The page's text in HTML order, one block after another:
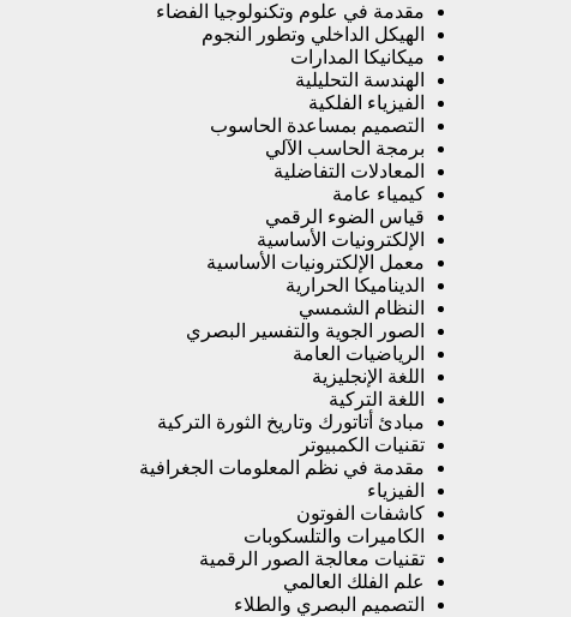
مقدمة في علوم وتكنولوجيا الفضاء
الهيكل الداخلي وتطور النجوم
ميكانيكا المدارات
الهندسة التحليلية
الفيزياء الفلكية
التصميم بمساعدة الحاسوب
برمجة الحاسب الآلي
المعادلات التفاضلية
كيمياء عامة
قياس الضوء الرقمي
الإلكترونيات الأساسية
معمل الإلكترونيات الأساسية
الديناميكا الحرارية
النظام الشمسي
الصور الجوية والتفسير البصري
الرياضيات العامة
اللغة الإنجليزية
اللغة التركية
مبادئ أتاتورك وتاريخ الثورة التركية
تقنيات الكمبيوتر
مقدمة في نظم المعلومات الجغرافية
الفيزياء
كاشفات الفوتون
الكاميرات والتلسكوبات
تقنيات معالجة الصور الرقمية
علم الفلك العالمي
التصميم البصري والطلاء